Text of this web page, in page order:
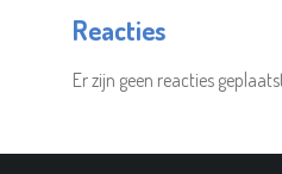
Reacties
Er zijn geen reacties